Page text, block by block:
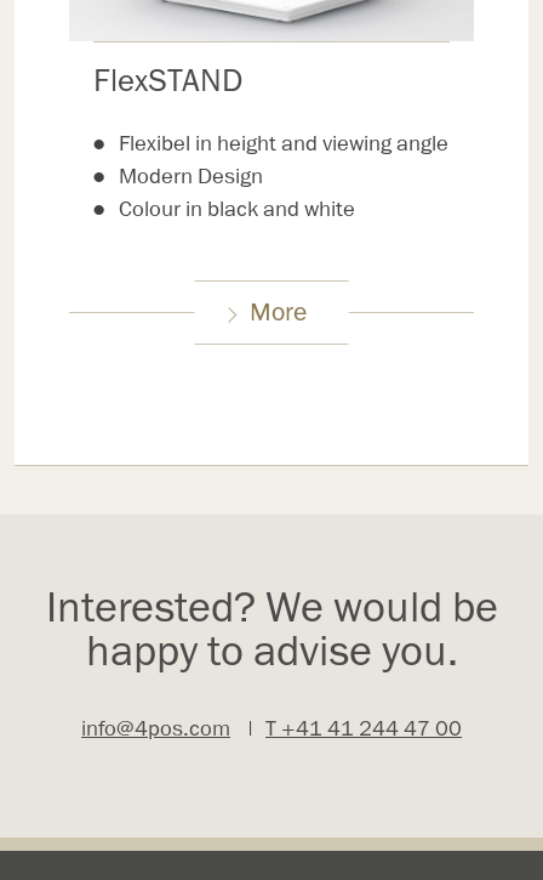
FlexSTAND
Flexibel in height and viewing angle
Modern Design
Colour in black and white
More
Interested? We would be
happy to advise you.
info@4pos.com | T +41 41 244 47 00